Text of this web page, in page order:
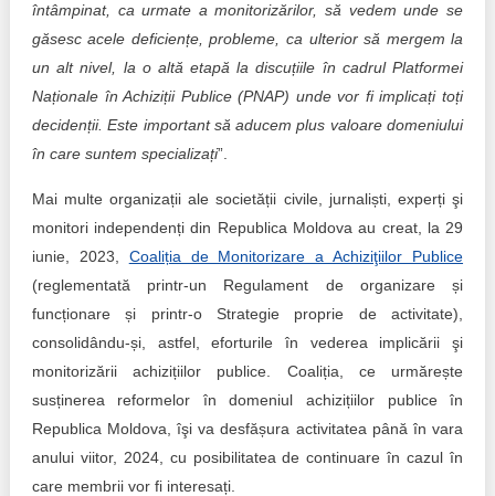
întâmpinat, ca urmate a monitorizărilor, să vedem unde se
găsesc acele deficiențe, probleme, ca ulterior să mergem la
un alt nivel, la o altă etapă la discuțiile în cadrul Platformei
Naționale în Achiziții Publice (PNAP) unde vor fi implicați toți
decidenții. Este important să aducem plus valoare domeniului
în care suntem specializați”.
Mai multe organizații ale societății civile, jurnaliști, experți şi
monitori independenți din Republica Moldova au creat, la 29
iunie, 2023, Coaliția de Monitorizare a Achiziţiilor Publice
(reglementată printr-un Regulament de organizare și
funcționare și printr-o Strategie proprie de activitate),
consolidându-și, astfel, eforturile în vederea implicării şi
monitorizării achizițiilor publice. Coaliția, ce urmărește
susținerea reformelor în domeniul achizițiilor publice în
Republica Moldova, îşi va desfășura activitatea până în vara
anului viitor, 2024, cu posibilitatea de continuare în cazul în
care membrii vor fi interesați.